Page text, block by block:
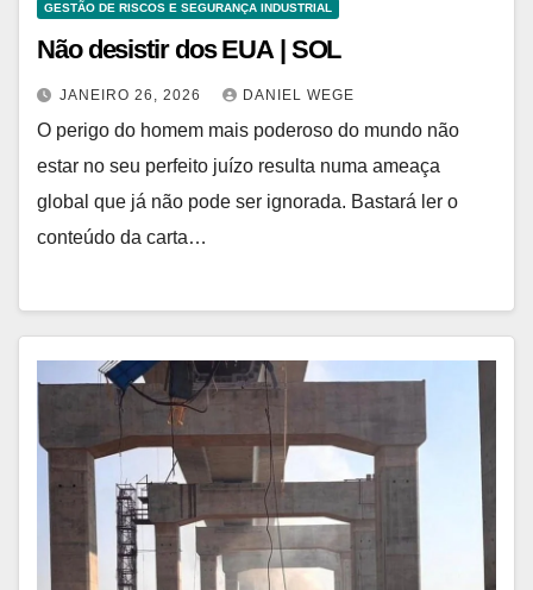
GESTÃO DE RISCOS E SEGURANÇA INDUSTRIAL
Não desistir dos EUA | SOL
JANEIRO 26, 2026 DANIEL WEGE
O perigo do homem mais poderoso do mundo não
estar no seu perfeito juízo resulta numa ameaça
global que já não pode ser ignorada. Bastará ler o
conteúdo da carta…